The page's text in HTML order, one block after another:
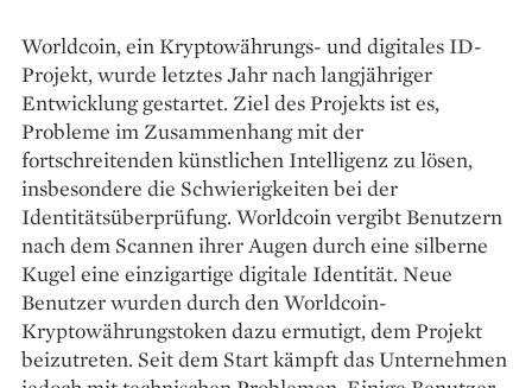
Worldcoin, ein Kryptowährungs- und digitales ID-
Projekt, wurde letztes Jahr nach langjähriger
Entwicklung gestartet. Ziel des Projekts ist es,
Probleme im Zusammenhang mit der
fortschreitenden künstlichen Intelligenz zu lösen,
insbesondere die Schwierigkeiten bei der
Identitätsüberprüfung. Worldcoin vergibt Benutzern
nach dem Scannen ihrer Augen durch eine silberne
Kugel eine einzigartige digitale Identität. Neue
Benutzer wurden durch den Worldcoin-
Kryptowährungstoken dazu ermutigt, dem Projekt
beizutreten. Seit dem Start kämpft das Unternehmen